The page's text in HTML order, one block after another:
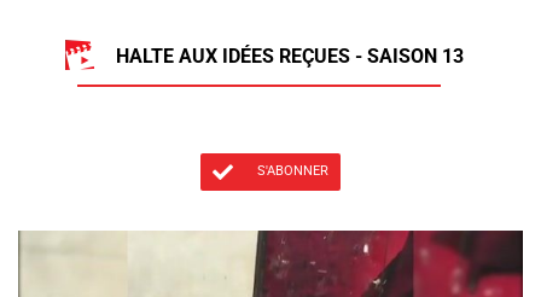
HALTE AUX IDÉES REÇUES - SAISON 13
S'ABONNER